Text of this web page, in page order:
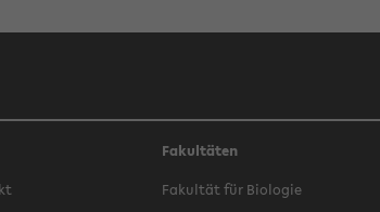
Fakultäten
Fakultät für Biologie